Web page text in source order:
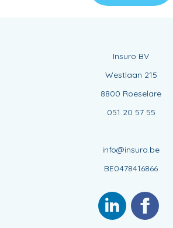
Insuro BV
Westlaan 215
8800 Roeselare
051 20 57 55
info@insuro.be
BE0478416866